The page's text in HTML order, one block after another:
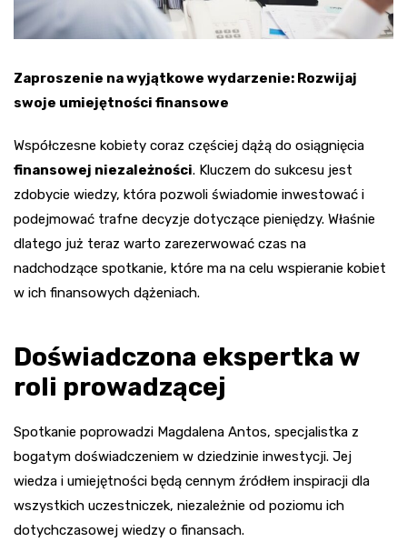
Zaproszenie na wyjątkowe wydarzenie: Rozwijaj
swoje umiejętności finansowe
Współczesne kobiety coraz częściej dążą do osiągnięcia
finansowej niezależności. Kluczem do sukcesu jest
zdobycie wiedzy, która pozwoli świadomie inwestować i
podejmować trafne decyzje dotyczące pieniędzy. Właśnie
dlatego już teraz warto zarezerwować czas na
nadchodzące spotkanie, które ma na celu wspieranie kobiet
w ich finansowych dążeniach.
Doświadczona ekspertka w
roli prowadzącej
Spotkanie poprowadzi Magdalena Antos, specjalistka z
bogatym doświadczeniem w dziedzinie inwestycji. Jej
wiedza i umiejętności będą cennym źródłem inspiracji dla
wszystkich uczestniczek, niezależnie od poziomu ich
dotychczasowej wiedzy o finansach.